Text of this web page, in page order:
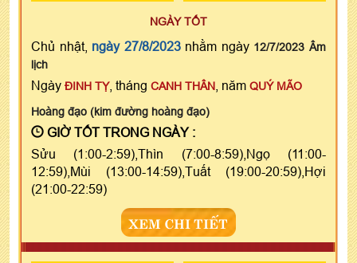
NGÀY TỐT
Chủ nhật, ngày 27/8/2023nhằm ngày 12/7/2023 Âm
lịch
Ngày ĐINH TỴ, tháng CANH THÂN , năm QUÝ MÃO
Hoàng đạo (kim đường hoàng đạo)
GIỜ TỐT TRONG NGÀY :
Sửu (1:00-2:59),Thìn (7:00-8:59),Ngọ (11:00-
12:59),Mùi (13:00-14:59),Tuất (19:00-20:59),Hợi
(21:00-22:59)
XEM CHI TIẾT